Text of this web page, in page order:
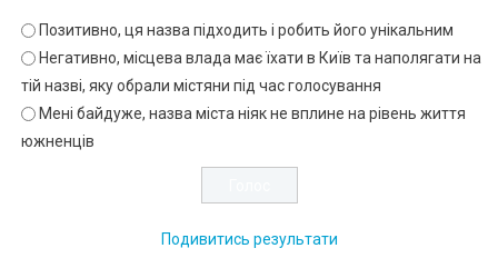
Позитивно, ця назва підходить і робить його унікальним
Негативно, місцева влада має їхати в Київ та наполягати на
тій назві, яку обрали містяни під час голосування
Мені байдуже, назва міста ніяк не вплине на рівень життя
южненців
Подивитись результати